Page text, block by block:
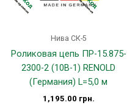
Нива СК-5
Роликовая цепь ПР-15.875-
2300-2 (10B-1) RENOLD
(Германия) L=5,0 м
1,195.00 грн.